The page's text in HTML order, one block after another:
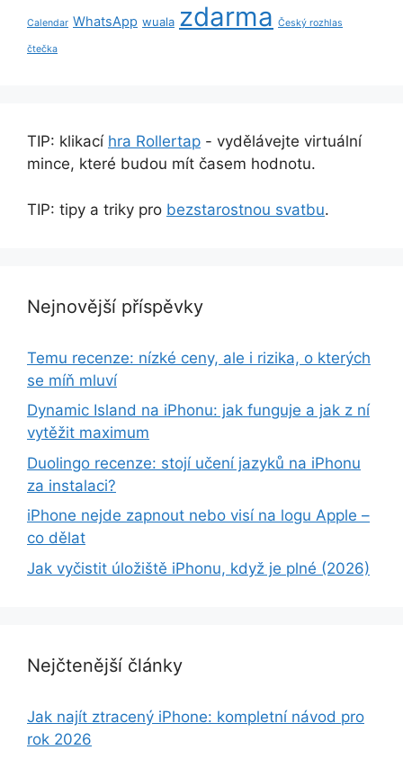
Calendar WhatsApp wuala zdarma Český rozhlas
čtečka
TIP: klikací hra Rollertap - vydělávejte virtuální
mince, které budou mít časem hodnotu.
TIP: tipy a triky pro bezstarostnou svatbu.
Nejnovější příspěvky
Temu recenze: nízké ceny, ale i rizika, o kterých
se míň mluví
Dynamic Island na iPhonu: jak funguje a jak z ní
vytěžit maximum
Duolingo recenze: stojí učení jazyků na iPhonu
za instalaci?
iPhone nejde zapnout nebo visí na logu Apple –
co dělat
Jak vyčistit úložiště iPhonu, když je plné (2026)
Nejčtenější články
Jak najít ztracený iPhone: kompletní návod pro
rok 2026